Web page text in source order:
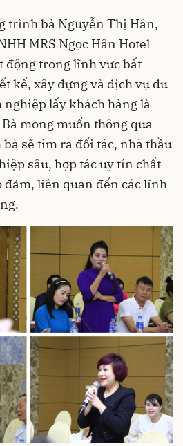
trình bà Nguyễn Thị Hân,
MRS Ngọc Hân Hotel
động trong lĩnh vực bất
kế, xây dựng và dịch vụ du
lấy khách hàng là
mong muốn thông qua
sẽ tìm ra đối tác, nhà thầu
sâu, hợp tác uy tín chất
đảm, liên quan đến các lĩnh